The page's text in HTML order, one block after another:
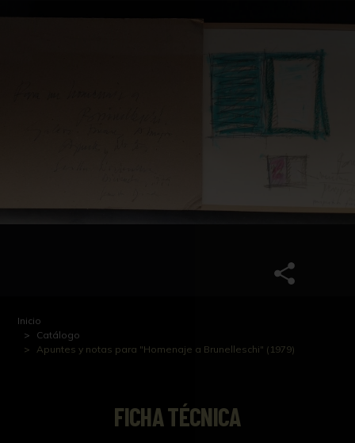
Inicio
Catálogo
Apuntes y notas para "Homenaje a Brunelleschi" (1979)
FICHA TÉCNICA